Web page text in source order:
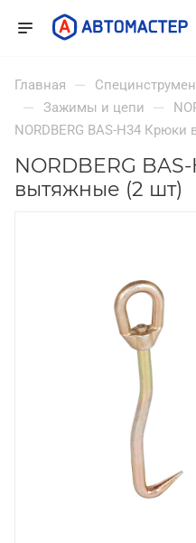
Главная —
— Зажимы и цепи —
NORDBERG BAS-H34
NORDBERG
вытяжные (2 шт)